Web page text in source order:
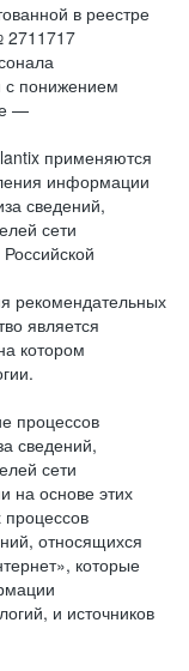
в реестре
2711717
с понижением
—
применяются
информации
сведений,
сети
рекомендательных
является
котором
процессов
сведений,
сети
на основе этих
процессов
относящихся
которые
и источников